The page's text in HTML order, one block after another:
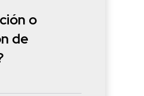
o
de